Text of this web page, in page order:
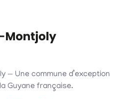
— Une commune d’exception
Guyane française.